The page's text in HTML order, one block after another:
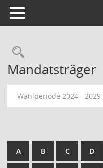
Toggle navigation
Mandatsträger
Wahlperiode 2024 - 2029
A B C D